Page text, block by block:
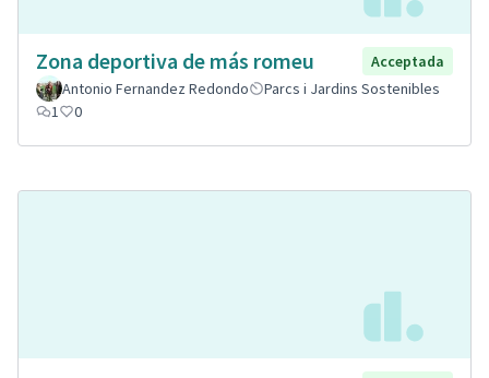
Zona deportiva de más romeu
Acceptada
Antonio Fernandez Redondo
Parcs i Jardins Sostenibles
1
0